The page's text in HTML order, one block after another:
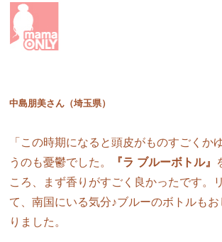
中島朋美さん（埼玉県）
「この時期になると頭皮がものすごくか
うのも憂鬱でした。
『ラ ブルーボトル』
ころ、まず香りがすごく良かったです。
て、南国にいる気分♪ブルーのボトルもお
りました。